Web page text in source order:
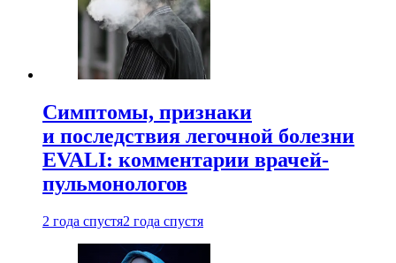
Симптомы, признаки
и последствия легочной болезни
EVALI: комментарии врачей-
пульмонологов
2 года спустя2 года спустя